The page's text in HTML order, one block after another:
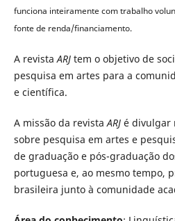
funciona inteiramente com trabalho
fonte de renda/financiamento.
A revistaARJtem o objetivo de
pesquisa em artes para a
e científica.
A missão da revistaARJé divulgar
sobre pesquisa em artes e
de graduação e pós-graduação
portuguesa e, ao mesmo tempo,
brasileira junto à comunidade